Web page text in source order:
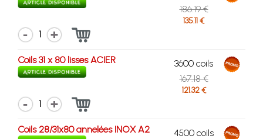
186.19 €
135.11 €
1
Coils 31 x 80 lisses ACIER
3600 coils
167.18 €
121.32 €
1
Coils 28/31x80 annelées INOX A2
4500 coils